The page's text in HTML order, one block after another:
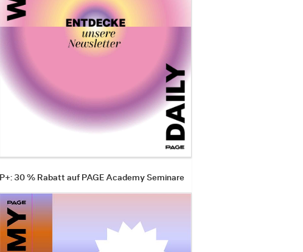
P+: 30 % Rabatt auf PAGE Academy Seminare